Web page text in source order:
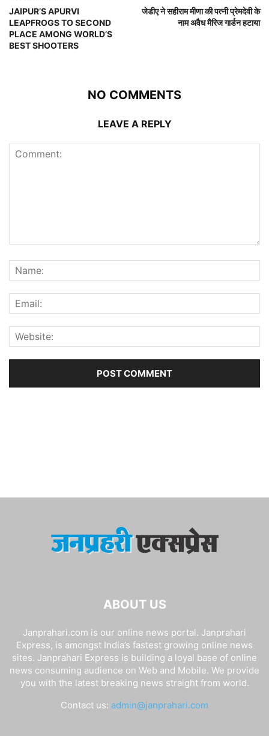
JAIPUR’S APURVI
LEAPFROGS TO SECOND
PLACE AMONG WORLD’S
BEST SHOOTERS
जेडीए ने सहीराम मीणा की पत्नी प्रेमदेवी के
नाम अवैध मैरिज गार्डन हटाया
NO COMMENTS
LEAVE A REPLY
ABOUT US
Janprahari.com is our online news portal. Janprahari
Express, is amongst India’s fastest growing online news
sites. Janprahari Express is building a loyal base of online
news consuming audience on Web and Mobile. We provide
you with the latest breaking news straight from world.
Contact us: admin@janprahari.com